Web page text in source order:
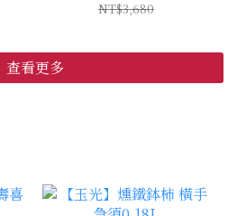
NT$3,680
查看更多